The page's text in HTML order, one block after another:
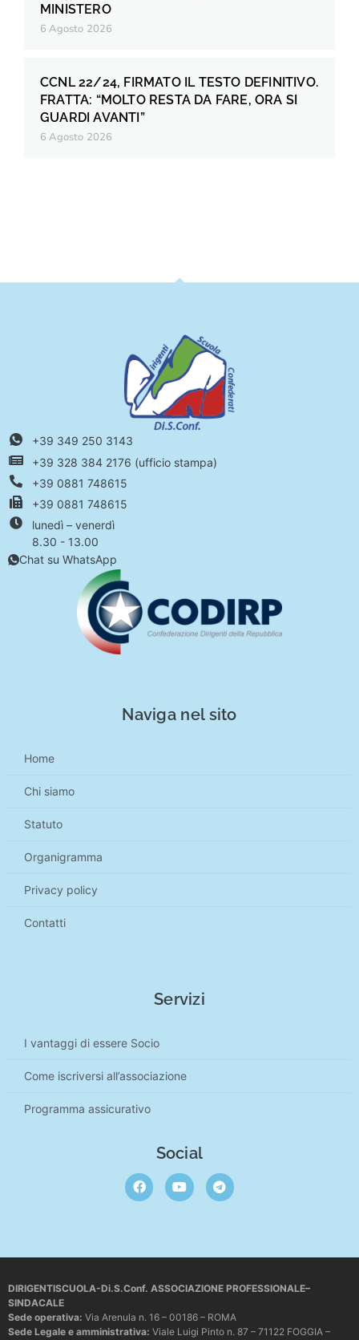
MINISTERO
6 Agosto 2026
CCNL 22/24, FIRMATO IL TESTO DEFINITIVO.
FRATTA: “MOLTO RESTA DA FARE, ORA SI
GUARDI AVANTI”
6 Agosto 2026
+39 349 250 3143
+39 328 384 2176 (ufficio stampa)
+39 0881 748615
+39 0881 748615
lunedì – venerdì
8.30 - 13.00
Chat su WhatsApp
Naviga nel sito
Home
Chi siamo
Statuto
Organigramma
Privacy policy
Contatti
Servizi
I vantaggi di essere Socio
Come iscriversi all’associazione
Programma assicurativo
Social
DIRIGENTISCUOLA-Di.S.Conf. ASSOCIAZIONE PROFESSIONALE–
SINDACALE
Sede operativa: Via Arenula n. 16 – 00186 – ROMA
Sede Legale e amministrativa: Viale Luigi Pinto n. 87 – 71122 FOGGIA –